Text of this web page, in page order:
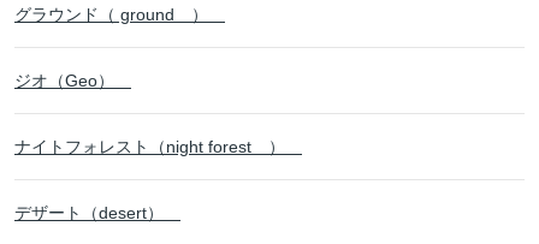
グラウンド（ ground ）
ジオ（Geo）
ナイトフォレスト（night forest ）
デザート（desert）